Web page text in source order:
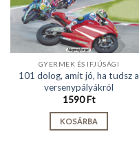
GYERMEK ÉS IFJÚSÁGI
101 dolog, amit jó, ha tudsz a
versenypályákról
1590Ft
KOSÁRBA